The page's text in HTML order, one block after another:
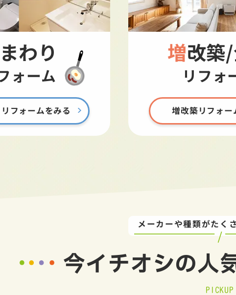
水まわり
ォーム
フォームをみる
増改
リフォ
増改築リフォー
メーカーや種類がたく
今イチオシの人
PICKUP